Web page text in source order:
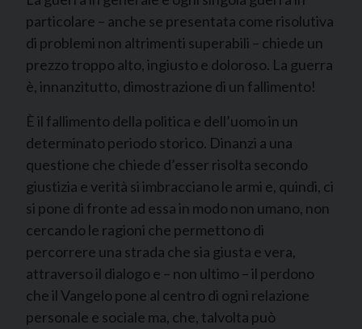
particolare – anche se presentata come risolutiva
di problemi non altrimenti superabili – chiede un
prezzo troppo alto, ingiusto e doloroso. La guerra
è, innanzitutto, dimostrazione di un fallimento!
È il fallimento della politica e dell’uomo in un
determinato periodo storico. Dinanzi a una
questione che chiede d’esser risolta secondo
giustizia e verità si imbracciano le armi e, quindi, ci
si pone di fronte ad essa in modo non umano, non
cercando le ragioni che permettono di
percorrere una strada che sia giusta e vera,
attraverso il dialogo e – non ultimo – il perdono
che il Vangelo pone al centro di ogni relazione
personale e sociale ma, che, talvolta può